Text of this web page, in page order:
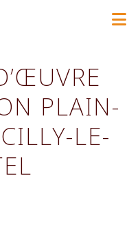
PLAIN-
LE-